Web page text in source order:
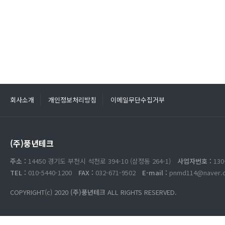
회사소개 개인정보처리방침 이메일무단수집거부
(주)풍년테크
주소 : 14450 경기도 부천시 석천로 394-10 (삼정동 264-1) 사업자번호 :
TEL : 010-5440-1200 FAX : 032-671-9502 E-mail :
COPYRIGHT(c) 2020 (주)풍년테크 ALL RIGHTS RESERVED.